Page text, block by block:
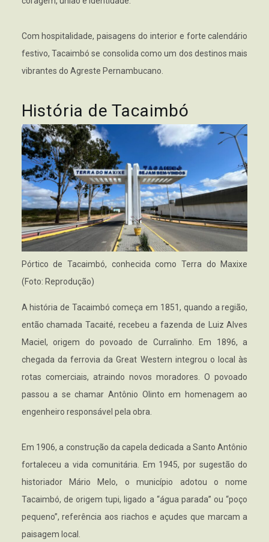
Com hospitalidade, paisagens do interior e forte calendário
festivo, Tacaimbó se consolida como um dos destinos mais
vibrantes do Agreste Pernambucano.
História de Tacaimbó
Pórtico de Tacaimbó, conhecida como Terra do Maxixe
(Foto: Reprodução)
A história de Tacaimbó começa em 1851, quando a região,
então chamada Tacaité, recebeu a fazenda de Luiz Alves
Maciel, origem do povoado de Curralinho. Em 1896, a
chegada da ferrovia da Great Western integrou o local às
rotas comerciais, atraindo novos moradores. O povoado
passou a se chamar Antônio Olinto em homenagem ao
engenheiro responsável pela obra.
Em 1906, a construção da capela dedicada a Santo Antônio
fortaleceu a vida comunitária. Em 1945, por sugestão do
historiador Mário Melo, o município adotou o nome
Tacaimbó, de origem tupi, ligado a “água parada” ou “poço
pequeno”, referência aos riachos e açudes que marcam a
paisagem local.